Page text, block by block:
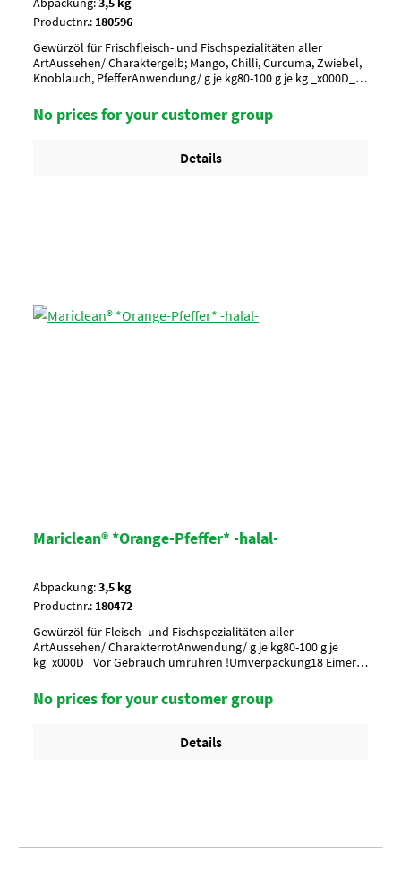
Productnr.: 180596
Gewürzöl für Frischfleisch- und Fischspezialitäten aller
ArtAussehen/ Charaktergelb; Mango, Chilli, Curcuma, Zwiebel,
Knoblauch, PfefferAnwendung/ g je kg80-100 g je kg _x000D_
Lage/ 6 Lagen per Palette = 108 EimerArtikel-StatusHalal
zertifiziert
No prices for your customer group
Details
Mariclean® *Orange-Pfeffer* -halal-
Abpackung:3,5 kg
Productnr.: 180472
Gewürzöl für Fleisch- und Fischspezialitäten aller
ArtAussehen/ CharakterrotAnwendung/ g je kg80-100 g je
kg_x000D_ Vor Gebrauch umrühren !Umverpackung18 Eimer a
StatusHalal zertifiziert
No prices for your customer group
Details